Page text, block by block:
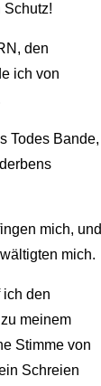
Schutz!
den
ich von
Todes Bande,
mich, und
mich.
den
meinem
Stimme von
Schreien